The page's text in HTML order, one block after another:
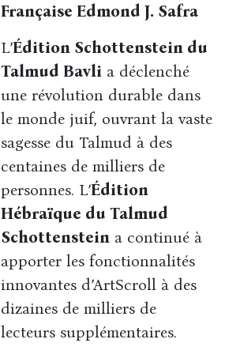
Française Edmond J. Safra
L’Édition Schottenstein du
Talmud Bavli a déclenché
une révolution durable dans
le monde juif, ouvrant la vaste
sagesse du Talmud à des
centaines de milliers de
personnes. L’Édition
Hébraïque du Talmud
Schottenstein a continué à
apporter les fonctionnalités
innovantes d’ArtScroll à des
dizaines de milliers de
lecteurs supplémentaires.